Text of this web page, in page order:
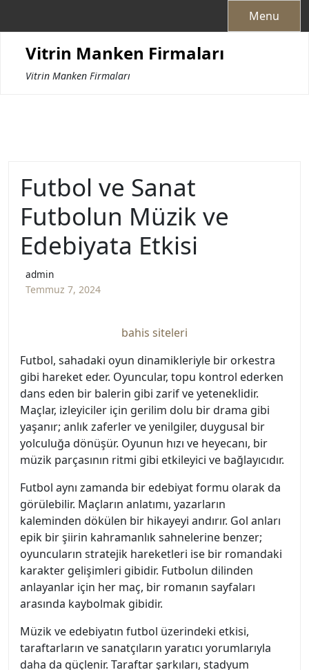
Menu
Vitrin Manken Firmaları
Vitrin Manken Firmaları
Futbol ve Sanat
Futbolun Müzik ve
Edebiyata Etkisi
admin
Temmuz 7, 2024
bahis siteleri
Futbol, sahadaki oyun dinamikleriyle bir orkestra
gibi hareket eder. Oyuncular, topu kontrol ederken
dans eden bir balerin gibi zarif ve yeteneklidir.
Maçlar, izleyiciler için gerilim dolu bir drama gibi
yaşanır; anlık zaferler ve yenilgiler, duygusal bir
yolculuğa dönüşür. Oyunun hızı ve heyecanı, bir
müzik parçasının ritmi gibi etkileyici ve bağlayıcıdır.
Futbol aynı zamanda bir edebiyat formu olarak da
görülebilir. Maçların anlatımı, yazarların
kaleminden dökülen bir hikayeyi andırır. Gol anları
epik bir şiirin kahramanlık sahnelerine benzer;
oyuncuların stratejik hareketleri ise bir romandaki
karakter gelişimleri gibidir. Futbolun dilinden
anlayanlar için her maç, bir romanın sayfaları
arasında kaybolmak gibidir.
Müzik ve edebiyatın futbol üzerindeki etkisi,
taraftarların ve sanatçıların yaratıcı yorumlarıyla
daha da güçlenir. Taraftar şarkıları, stadyum